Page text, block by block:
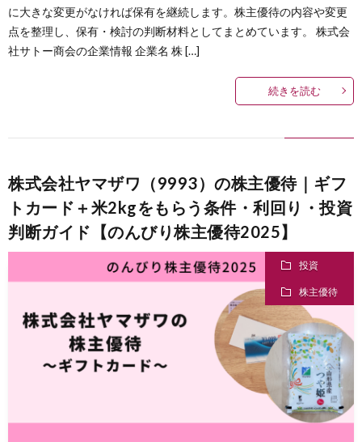
に大きな変更がなければ保有を継続します。株主優待の内容や変更
点を整理し、保有・検討の判断材料としてまとめています。 株式会
社サトー商会の企業情報 企業名 株 […]
続きを読む
株式会社ヤマザワ（9993）の株主優待｜ギフ
トカード＋米2kgをもらう条件・利回り・投資
判断ガイド【のんびり株主優待2025】
投資
株主優待